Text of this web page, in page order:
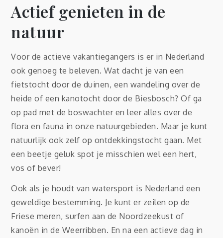
Actief genieten in de
natuur
Voor de actieve vakantiegangers is er in Nederland
ook genoeg te beleven. Wat dacht je van een
fietstocht door de duinen, een wandeling over de
heide of een kanotocht door de Biesbosch? Of ga
op pad met de boswachter en leer alles over de
flora en fauna in onze natuurgebieden. Maar je kunt
natuurlijk ook zelf op ontdekkingstocht gaan. Met
een beetje geluk spot je misschien wel een hert,
vos of bever!
Ook als je houdt van watersport is Nederland een
geweldige bestemming. Je kunt er zeilen op de
Friese meren, surfen aan de Noordzeekust of
kanoën in de Weerribben. En na een actieve dag in